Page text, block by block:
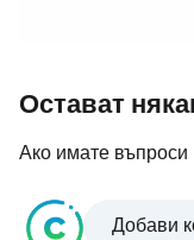
Остават
Ако имате въпроси
Добави